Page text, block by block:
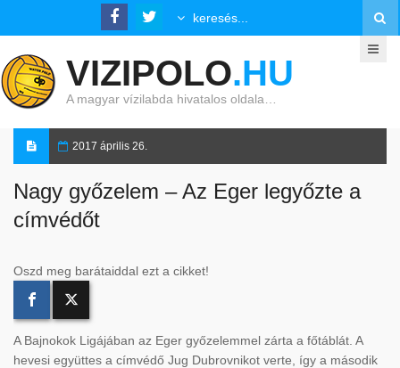
VIZIPOLO.HU
A magyar vízilabda hivatalos oldala…
2017 április 26.
Nagy győzelem – Az Eger legyőzte a
címvédőt
Oszd meg barátaiddal ezt a cikket!
A Bajnokok Ligájában az Eger győzelemmel zárta a főtáblát. A
hevesi együttes a címvédő Jug Dubrovnikot verte, így a második